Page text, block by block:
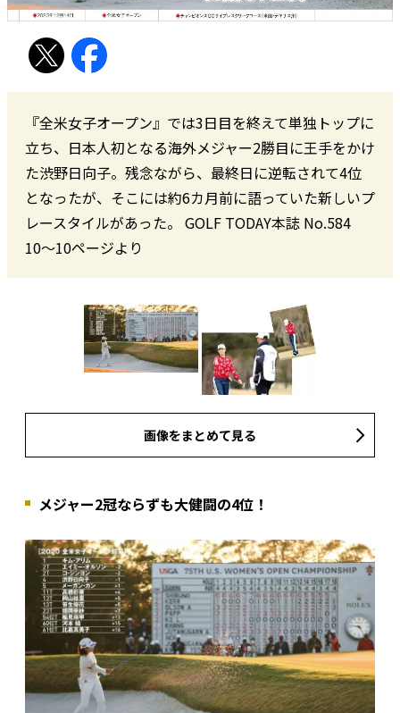
『全米女子オープン』では3日目を終えて単独トップに
立ち、日本人初となる海外メジャー2勝目に王手をかけ
た渋野日向子。残念ながら、最終日に逆転されて4位
となったが、そこには約6カ月前に語っていた新しいプ
レースタイルがあった。 GOLF TODAY本誌 No.584
10〜10ページより
画像をまとめて見る
メジャー2冠ならずも大健闘の4位！